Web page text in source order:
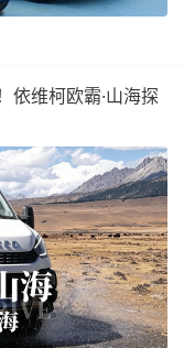
依维柯欧霸·山海探